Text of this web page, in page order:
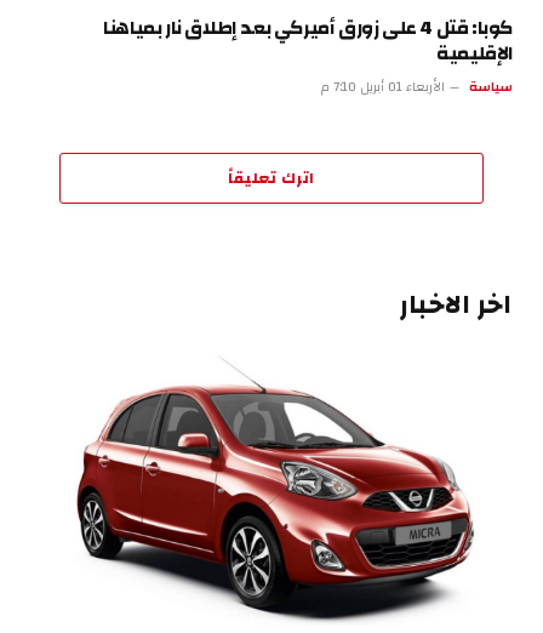
كوبا: قتل 4 على زورق أميركي بعد إطلاق نار بمياهنا
الإقليمية
سياسة الأربعاء 01 أبريل 7:10 م
اترك تعليقاً
اخر الاخبار